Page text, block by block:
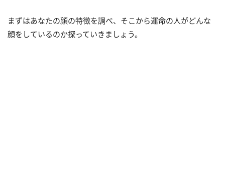
まずはあなたの顔の特徴を調べ、そこから運命の人がどんな
顔をしているのか探っていきましょう。